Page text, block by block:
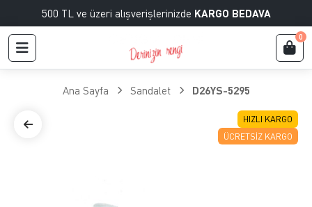
500 TL ve üzeri alışverişlerinizde KARGO BEDAVA
0
Ana Sayfa Sandalet D26YS-5295
HIZLI KARGO
ÜCRETSIZ KARGO